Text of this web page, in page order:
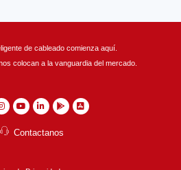
Contactanos
de cableado comienza aquí.
colocan a la vanguardia del mercado.